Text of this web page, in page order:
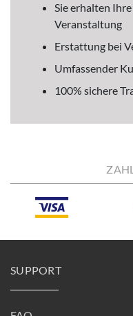
Sie erhalten
Veranstaltung
Erstattung bei
Umfassender
100% sichere
SUPPORT